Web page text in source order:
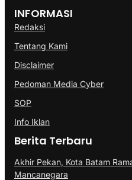
INFORMASI
Redaksi
Tentang Kami
Disclaimer
Pedoman Media Cyber
SOP
Info Iklan
Berita Terbaru
Akhir Pekan, Kota Batam
Mancanegara